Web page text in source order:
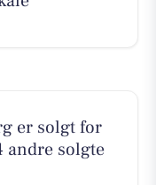
er solgt for
andre solgte